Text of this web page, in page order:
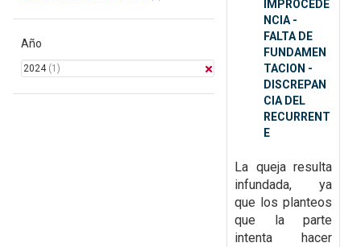
Año
2024(1)
IMPROCEDE
NCIA -
FALTA DE
FUNDAMEN
TACION -
DISCREPAN
CIA DEL
RECURRENT
E
La queja resulta
infundada, ya
que los planteos
que la parte
intenta hacer